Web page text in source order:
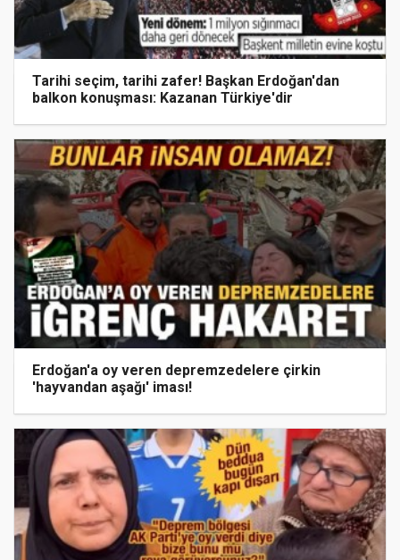
Tarihi seçim, tarihi zafer! Başkan Erdoğan'dan
balkon konuşması: Kazanan Türkiye'dir
Erdoğan'a oy veren depremzedelere çirkin
'hayvandan aşağı' iması!